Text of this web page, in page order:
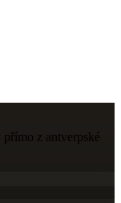
z antverpské